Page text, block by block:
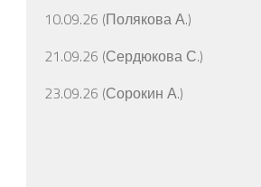
10.09.26 (Полякова А.)
21.09.26 (Сердюкова С.)
23.09.26 (Сорокин А.)